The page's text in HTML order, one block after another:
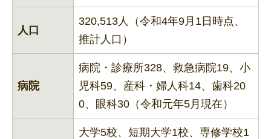
人口
320,513人（令和4年9月1日時点、
推計人口）
病院
病院・診療所328、救急病院19、小
児科59、産科・婦人科14、歯科20
0、眼科30（令和元年5月現在）
大学5校、短期大学1校、専修学校1